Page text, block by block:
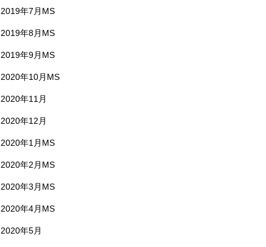
2019年7月MS
2019年8月MS
2019年9月MS
2020年10月MS
2020年11月
2020年12月
2020年1月MS
2020年2月MS
2020年3月MS
2020年4月MS
2020年5月